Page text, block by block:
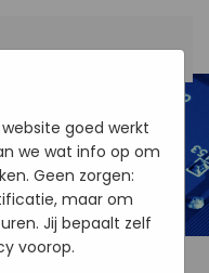
6207 Wall Mount
goed werkt
we wat info op om
Geen zorgen:
maar om
Jij bepaalt zelf
voorop.